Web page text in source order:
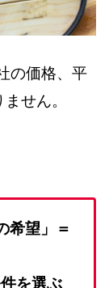
の価格、平
せん。
希望」＝
を選ぶ